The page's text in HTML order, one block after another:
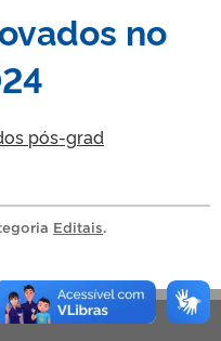
no
pós-grad
Editais.